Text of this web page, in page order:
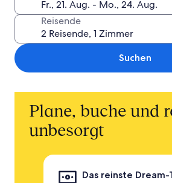
Reisende
Suchen
Plane, buche und
unbesorgt
Das reinste Dream-